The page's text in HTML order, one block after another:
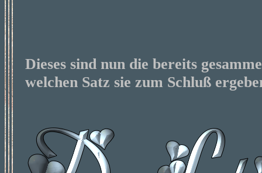
Dieses sind nun die bereits
welchen Satz sie zum Schluß